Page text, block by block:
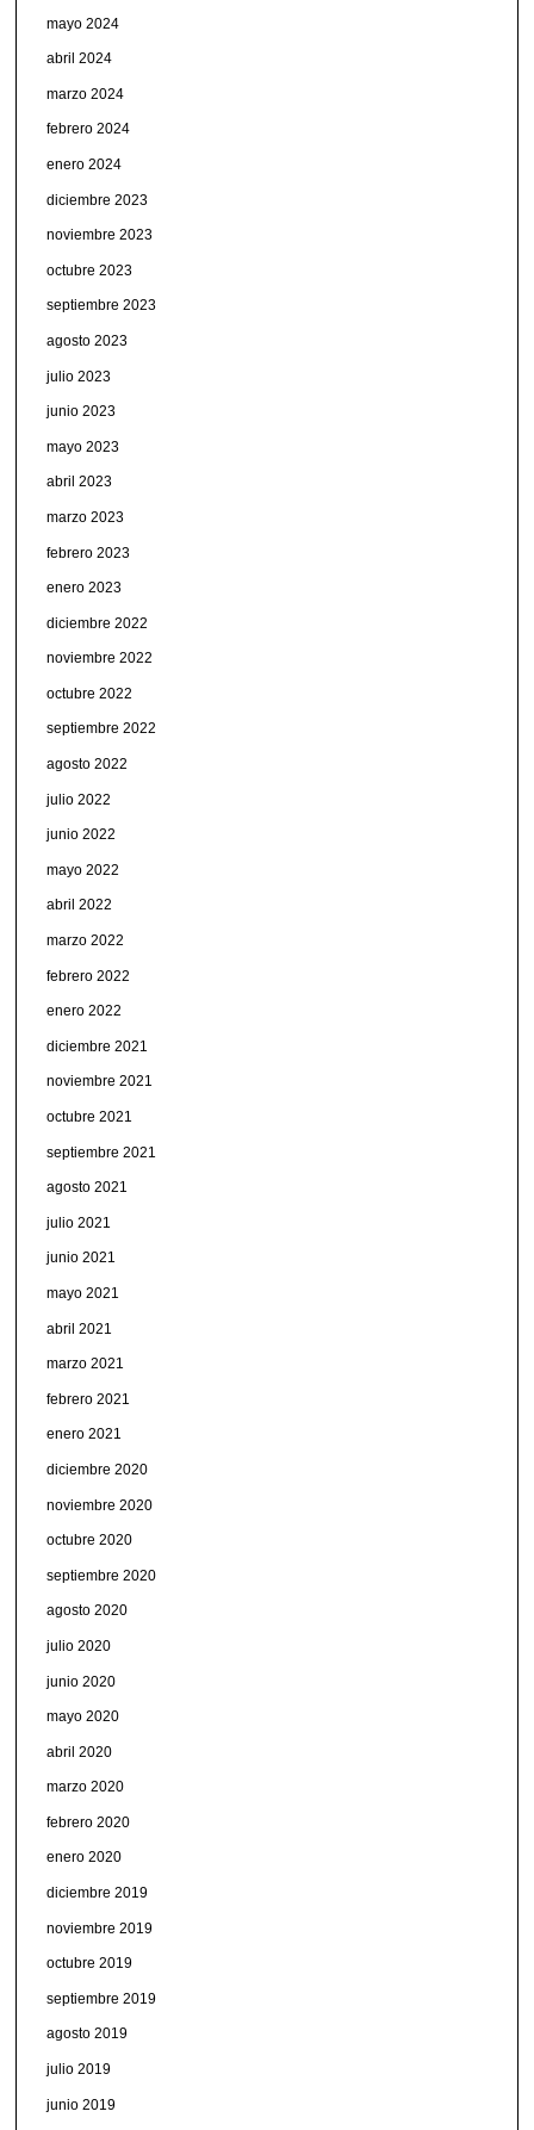
mayo 2024
abril 2024
marzo 2024
febrero 2024
enero 2024
diciembre 2023
noviembre 2023
octubre 2023
septiembre 2023
agosto 2023
julio 2023
junio 2023
mayo 2023
abril 2023
marzo 2023
febrero 2023
enero 2023
diciembre 2022
noviembre 2022
octubre 2022
septiembre 2022
agosto 2022
julio 2022
junio 2022
mayo 2022
abril 2022
marzo 2022
febrero 2022
enero 2022
diciembre 2021
noviembre 2021
octubre 2021
septiembre 2021
agosto 2021
julio 2021
junio 2021
mayo 2021
abril 2021
marzo 2021
febrero 2021
enero 2021
diciembre 2020
noviembre 2020
octubre 2020
septiembre 2020
agosto 2020
julio 2020
junio 2020
mayo 2020
abril 2020
marzo 2020
febrero 2020
enero 2020
diciembre 2019
noviembre 2019
octubre 2019
septiembre 2019
agosto 2019
julio 2019
junio 2019